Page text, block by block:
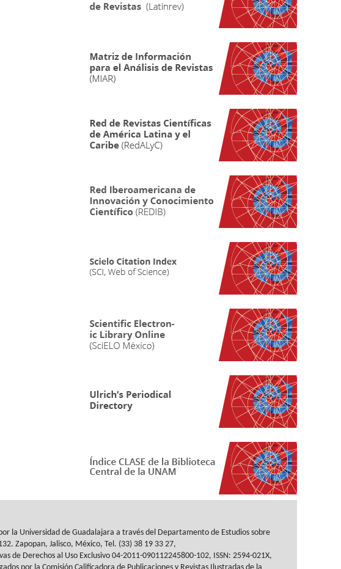
la Universidad de Guadalajara a través del Departamento de Estudios sobre
Zapopan, Jalisco, México, Tel. (33) 38 19 33 27,
de Derechos al Uso Exclusivo 04-2011-090112245800-102, ISSN: 2594-021X,